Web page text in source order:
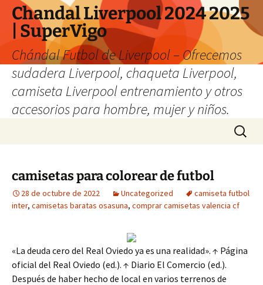
Chandal Liverpool 2024 2025
| SuperVigo
Chándal Futbol de Liverpool – Ofrecemos
sudadera Liverpool, chaqueta Liverpool,
camiseta Liverpool entrenamiento y otros
accesorios para hombre, mujer y niños.
Buscar:
camisetas para colorear de futbol
28 de octubre de 2022 Uncategorized
camiseta futbol
inter, camisetas baratas osasuna, comprar camisetas valencia cf
«La deuda cero del Real Oviedo ya es una realidad». ↑ Página
oficial del Real Oviedo (ed.). ↑ Diario El Comercio (ed.).
Después de haber hecho de local en varios terrenos de